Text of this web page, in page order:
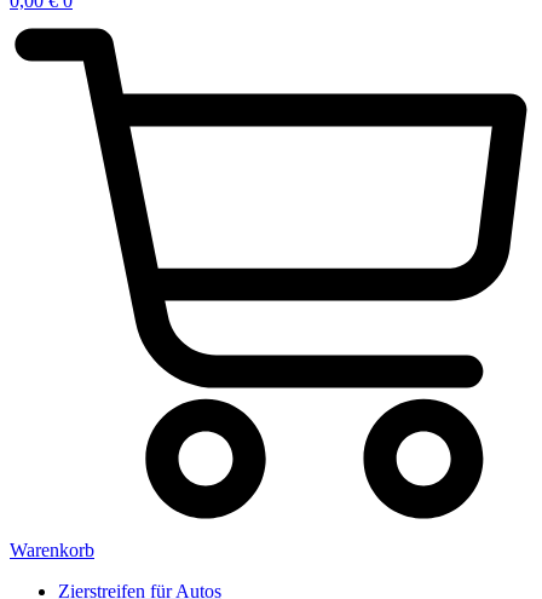
Warenkorb
Zierstreifen für Autos